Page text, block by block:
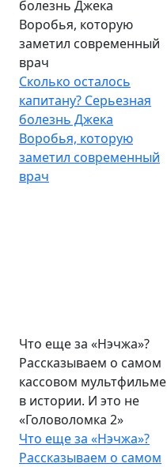
болезнь Джека
Воробья, которую
заметил современный
врач
Сколько осталось
капитану? Серьезная
болезнь Джека
Воробья, которую
заметил современный
врач
Что еще за «Нэчжа»?
Рассказываем о самом
кассовом мультфильме
в истории. И это не
«Головоломка 2»
Что еще за «Нэчжа»?
Рассказываем о самом